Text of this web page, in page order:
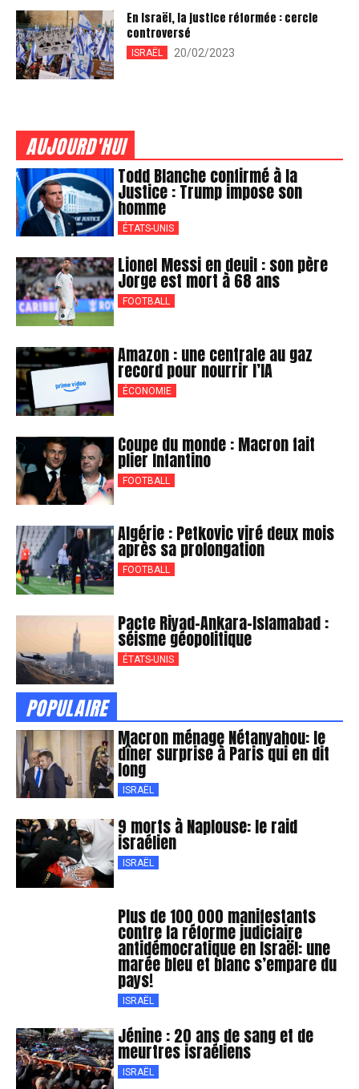
En Israël, la justice réformée : cercle
controversé
ISRAËL 20/02/2023
AUJOURD'HUI
Todd Blanche confirmé à la
Justice : Trump impose son
homme
ÉTATS-UNIS
Lionel Messi en deuil : son père
Jorge est mort à 68 ans
FOOTBALL
Amazon : une centrale au gaz
record pour nourrir l’IA
ÉCONOMIE
Coupe du monde : Macron fait
plier Infantino
FOOTBALL
Algérie : Petkovic viré deux mois
après sa prolongation
FOOTBALL
Pacte Riyad-Ankara-Islamabad :
séisme géopolitique
ÉTATS-UNIS
POPULAIRE
Macron ménage Nétanyahou: le
dîner surprise à Paris qui en dit
long
ISRAËL
9 morts à Naplouse: le raid
israélien
ISRAËL
Plus de 100 000 manifestants
contre la réforme judiciaire
antidémocratique en Israël: une
marée bleu et blanc s’empare du
pays!
ISRAËL
Jénine : 20 ans de sang et de
meurtres israéliens
ISRAËL